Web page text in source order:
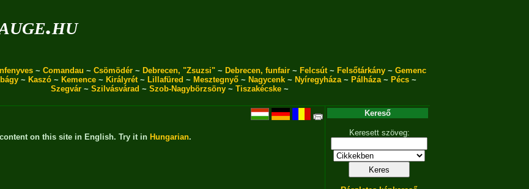
~ Comandau ~ Csömödér~ Debrecen, "Zsuzsi"~ Debrecen, funfair~ Felcsút~ Felsőtárkány~ Gemenc
~ Kaszó~ Kemence~ Királyrét~ Lillafüred ~ Mesztegnyő~ Nagycenk~ Nyíregyháza~ Pálháza~ Pécs~
Szegvár ~ Szilvásvárad ~ Szob-Nagybörzsöny ~ Tiszakécske ~
on this site in English. Try it in Hungarian.
Kereső
Keresett szöveg: